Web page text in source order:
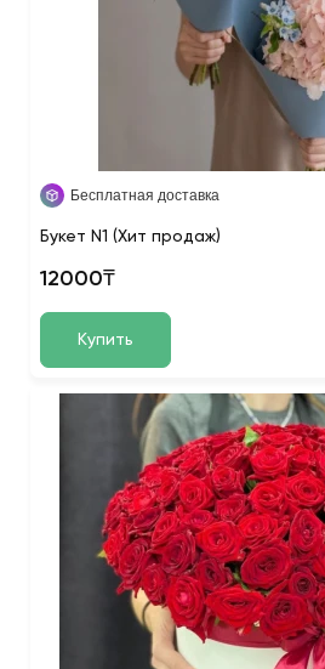
Бесплатная доставка
Букет N1 (Хит продаж)
12000₸
Купить